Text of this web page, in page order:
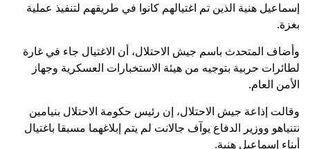
إسماعيل هنية الذين تم اغتيالهم كانوا في طريقهم لتنفيذ عملية
بغزة.
وأضاف المتحدث باسم جيش الاحتلال، أن الاغتيال جاء في غارة
لطائرات حربية بتوجيه من هيئة الاستخبارات العسكرية وجهاز
الأمن العام.
وقالت إذاعة جيش الاحتلال، إن رئيس حكومة الاحتلال بنيامين
نتنياهو ووزير الدفاع يوآف جالانت لم يتم إبلاغهما مسبقا باغتيال
أبناء إسماعيل هنية.